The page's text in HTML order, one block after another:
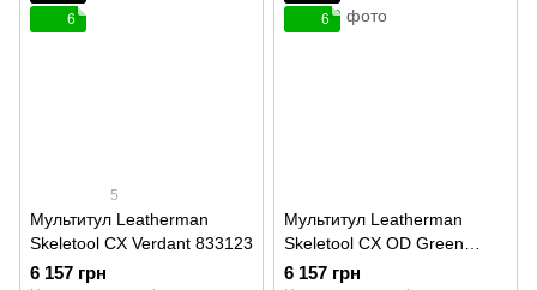
6
5
Мультитул Leatherman
Skeletool CX Verdant 833123
6 157 грн
6
Мультитул Leatherman
Skeletool CX OD Green
833139
6 157 грн